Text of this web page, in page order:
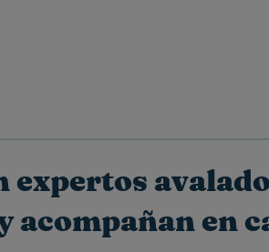
expertos
acompañan en